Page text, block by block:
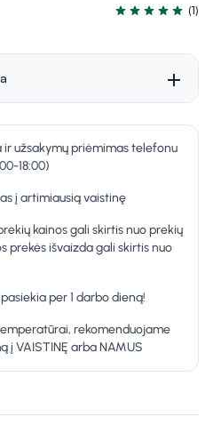
Įvertinimas 5.0
(1)
ir užsakymų priėmimas telefonu
18:00)
į artimiausią vaistinę
kainos gali skirtis nuo prekių
prekės išvaizda gali skirtis nuo
per 1 darbo dieną!
rekomenduojame
į VAISTINĘ arba NAMUS